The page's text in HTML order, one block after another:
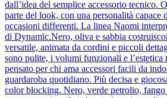
dall’idea del semplice accessorio tecnico.
parte del look, con una personalità capace
occasioni differenti. La linea Naomi
di Dynamic.Nero, oliva e sabbia
versatile, animata da cordini e piccoli
sono pulite, i volumi funzionali e l’estetica
pensato per chi ama accessori facili da
guardaroba quotidiano. Più decisa e
color blocking. Nero, verde petrolio,